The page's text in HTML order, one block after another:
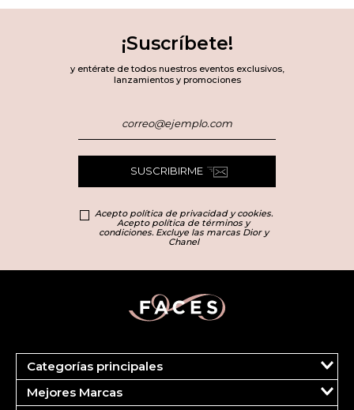
¡Suscríbete!
y entérate de todos nuestros eventos exclusivos,
lanzamientos y promociones
SUSCRIBIRME
Acepto política de privacidad y cookies.
Acepto política de términos y
condiciones. Excluye las marcas Dior y
Chanel
Categorías principales
Marcas
Dior
Mejores Marcas